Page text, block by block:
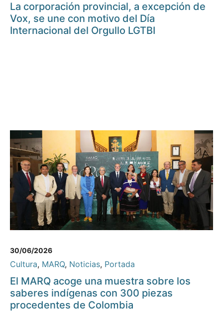
La corporación provincial, a excepción de
Vox, se une con motivo del Día
Internacional del Orgullo LGTBI
30/06/2026
Cultura, MARQ, Noticias, Portada
El MARQ acoge una muestra sobre los
saberes indígenas con 300 piezas
procedentes de Colombia